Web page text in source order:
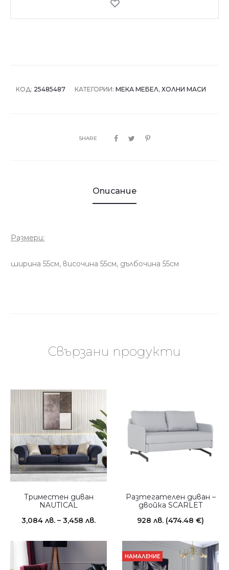
КОД: 25485487 КАТЕГОРИИ: МЕКА МЕБЕЛ, ХОЛНИ МАСИ
SHARE
Описание
Размери:
ширина 55см, височина 55см, дълбочина 55см
Свързани продукти
Триместен диван
NAUTICAL
3,084 лв. – 3,458 лв.
Разтегателен диван –
двойка SCARLET
928 лв. (474.48 €)
НАМАЛЕНИЕ